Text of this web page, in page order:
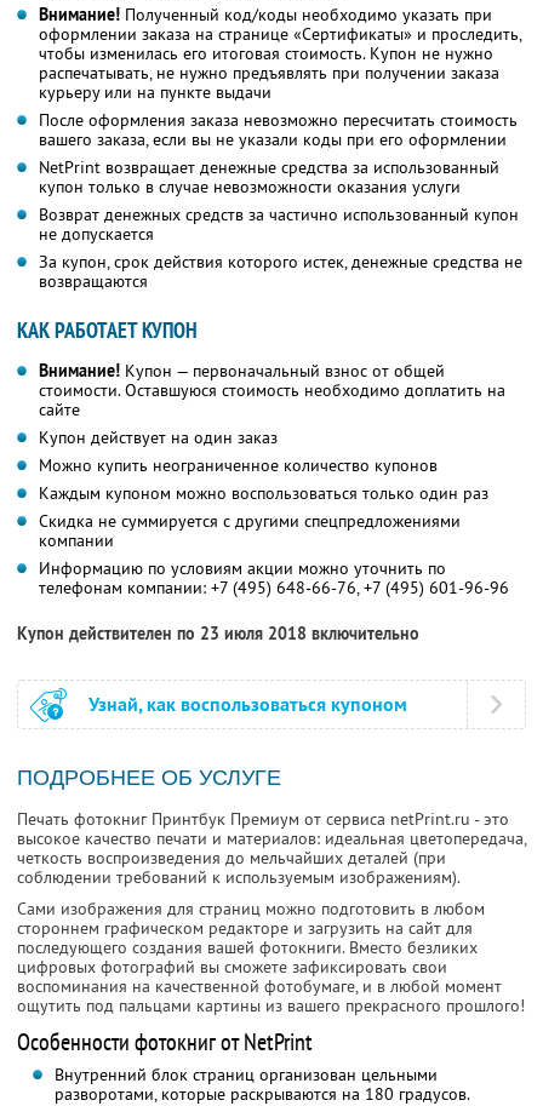
Внимание! Полученный код/коды необходимо указать при
оформлении заказа на странице «Сертификаты» и проследить,
чтобы изменилась его итоговая стоимость. Купон не нужно
распечатывать, не нужно предъявлять при получении заказа
курьеру или на пункте выдачи
После оформления заказа невозможно пересчитать стоимость
вашего заказа, если вы не указали коды при его оформлении
NetPrint возвращает денежные средства за использованный
купон только в случае невозможности оказания услуги
Возврат денежных средств за частично использованный купон
не допускается
За купон, срок действия которого истек, денежные средства не
возвращаются
КАК РАБОТАЕТ КУПОН
Внимание! Купон — первоначальный взнос от общей
стоимости. Оставшуюся стоимость необходимо доплатить на
сайте
Купон действует на один заказ
Можно купить неограниченное количество купонов
Каждым купоном можно воспользоваться только один раз
Скидка не суммируется с другими спецпредложениями
компании
Информацию по условиям акции можно уточнить по
телефонам компании: +7 (495) 648-66-76, +7 (495) 601-96-96
Купон действителен по 23 июля 2018 включительно
Узнай, как воспользоваться купоном
ПОДРОБНЕЕ ОБ УСЛУГЕ
Печать фотокниг Принтбук Премиум от сервиса netPrint.ru - это
высокое качество печати и материалов: идеальная цветопередача,
четкость воспроизведения до мельчайших деталей (при
соблюдении требований к используемым изображениям).
Сами изображения для страниц можно подготовить в любом
стороннем графическом редакторе и загрузить на сайт для
последующего создания вашей фотокниги. Вместо безликих
цифровых фотографий вы сможете зафиксировать свои
воспоминания на качественной фотобумаге, и в любой момент
ощутить под пальцами картины из вашего прекрасного прошлого!
Особенности фотокниг от NetPrint
Внутренний блок страниц организован цельными
разворотами, которые раскрываются на 180 градусов.